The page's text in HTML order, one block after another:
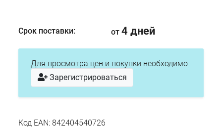
Срок поставки: от 4 дней
Для просмотра цен и покупки необходимо
Зарегистрироваться
Код EAN: 842404540726